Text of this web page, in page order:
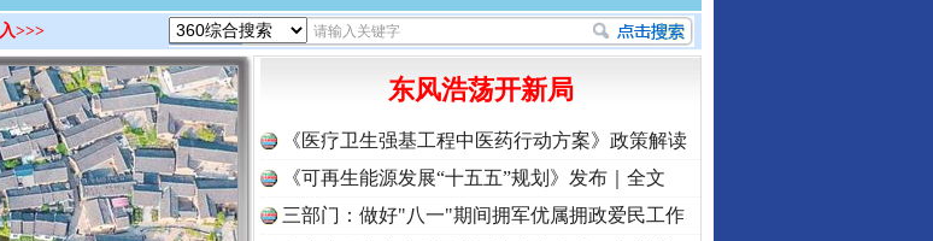
>>>
东风浩荡开新局
《医疗卫生强基工程中医药行动方案》政策解读
《可再生能源发展“十五五”规划》发布｜全文
三部门：做好"八一"期间拥军优属拥政爱民工作